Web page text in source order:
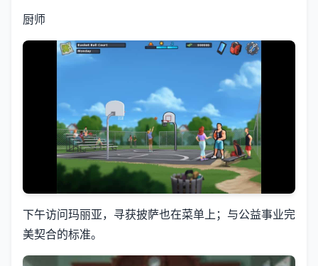
厨师
下午访问玛丽亚，寻获披萨也在菜单上；与公益事业完
美契合的标准。